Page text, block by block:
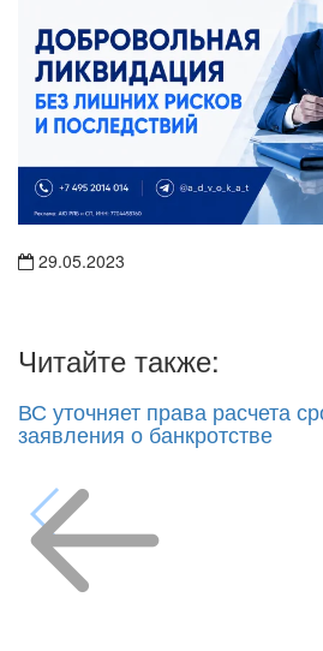
29.05.2023
Читайте также:
ВС уточняет права расчета
заявления о банкротстве